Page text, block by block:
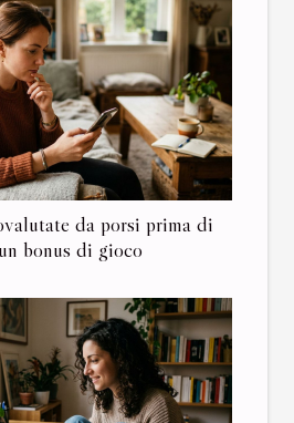
da porsi prima di
bonus di gioco